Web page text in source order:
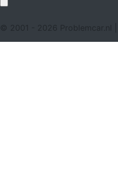
© 2001 - 2026 Problemcar.nl |